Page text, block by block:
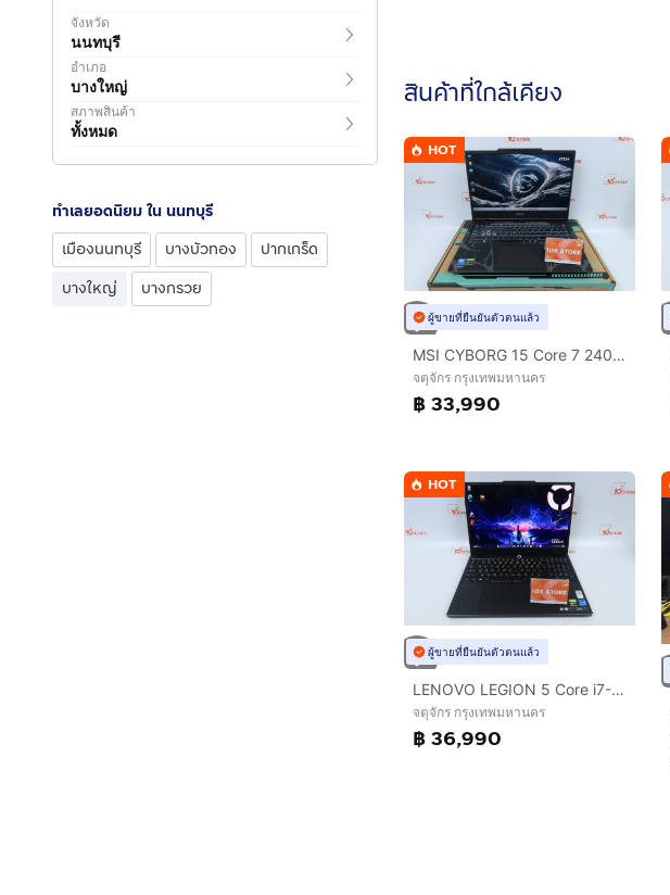
จังหวัด
นนทบุรี
อำเภอ
บางใหญ่
สภาพสินค้า
ทั้งหมด
ทำเลยอดนิยม ใน นนทบุรี
เมืองนนทบุรี
บางบัวทอง
ปากเกร็ด
บางใหญ่
บางกรวย
สินค้าที่ใกล้เคียง
HOT
ผู้ขายที่ยืนยันตัวตนแล้ว
MSI CYBORG 15 Core 7 240H.RTX5060 RAM16.1TB
จตุจักร กรุงเทพมหานคร
฿ 33,990
HOT
ผู้ขายที่ยืนยันตัวตนแล้ว
LENOVO LEGION 5 Core i7-14700HX.RTX5050 RAM24.1TB
จตุจักร กรุงเทพมหานคร
฿ 36,990